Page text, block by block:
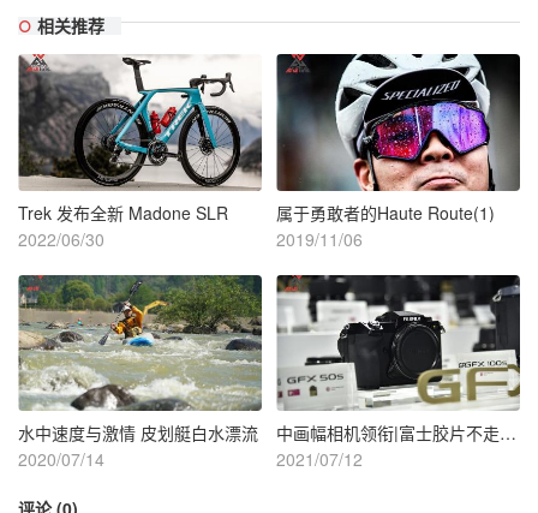
相关推荐
Trek 发布全新 Madone SLR
2022/06/30
属于勇敢者的Haute Route(1)
2019/11/06
水中速度与激情 皮划艇白水漂流
2020/07/14
中画幅相机领衔|富士胶片不走寻常路
2021/07/12
评论 (0)